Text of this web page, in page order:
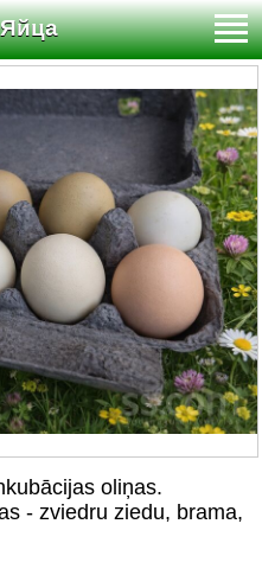
oliņas.
- zviedru ziedu, brama,